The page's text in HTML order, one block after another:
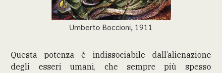
Umberto Boccioni, 1911
Questa potenza è indissociabile dall’alienazione
degli esseri umani, che sempre più spesso